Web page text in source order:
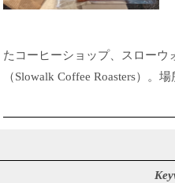
たコーヒーショップ、スローウ
（Slowalk Coffee Roasters）。